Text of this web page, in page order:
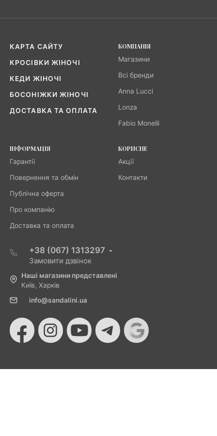
КАРТА САЙТУ
КРОСІВКИ ЖІНОЧІ
КЕДИ ЖІНОЧІ
БОСОНІЖКИ ЖІНОЧІ
ДОСТАВКА ТА ОПЛАТА
КОМПАНІЯ
Магазини
Всі бренди
Anna Lucci
Lonza
Fabio Monelli
ІНФОРМАЦІЯ
Гарантії
Повернення та обмін
Публічна оферта
Про компанію
Доставка та оплата
КОРИСНЕ
Акції
Контакти
+38 (067) 1313297
Замовити дзвінок
Наші магазини представлені
Київ, Харків
info@sandalini.ua